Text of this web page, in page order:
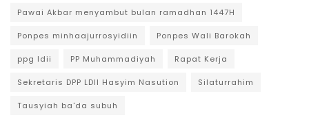
Pawai Akbar menyambut bulan ramadhan 1447H
Ponpes minhaajurrosyidiin Ponpes Wali Barokah
ppg ldii PP Muhammadiyah Rapat Kerja
Sekretaris DPP LDII Hasyim Nasution Silaturrahim
Tausyiah ba'da subuh